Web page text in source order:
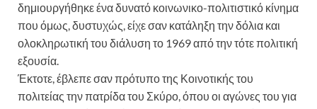
δημιουργήθηκε ένα δυνατό κοινωνικο-πολιτιστικό κίνημα
που όμως, δυστυχώς, είχε σαν κατάληξη την δόλια και
ολοκληρωτική του διάλυση το 1969 από την τότε πολιτική
εξουσία.
Έκτοτε, έβλεπε σαν πρότυπο της Κοινοτικής του
πολιτείας την πατρίδα του Σκύρο, όπου οι αγώνες του για